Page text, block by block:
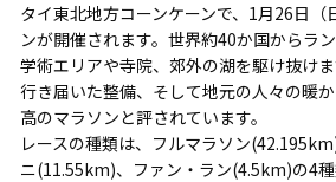
タイ東北地方コーンケーンで、1月26日（
ンが開催されます。世界約40か国からラ
学術エリアや寺院、郊外の湖を駆け抜け
行き届いた整備、そして地元の人々の暖
高のマラソンと評されています。
レースの種類は、フルマラソン
ニ(11.55km)、ファン・ラン(4.5km)の4